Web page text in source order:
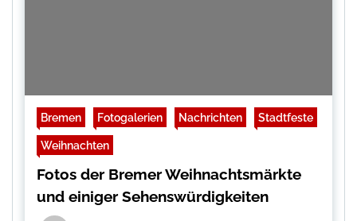
Bremen Fotogalerien Nachrichten Stadtfeste
Weihnachten
Fotos der Bremer Weihnachtsmärkte
und einiger Sehenswürdigkeiten